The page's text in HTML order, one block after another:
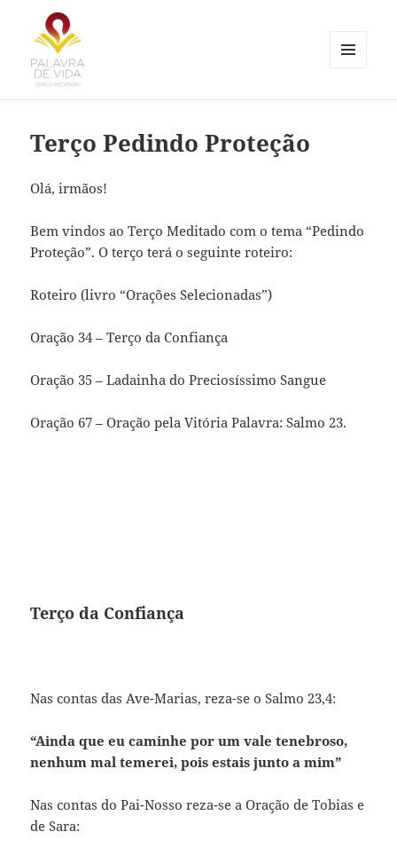
Terço Pedindo Proteção
Olá, irmãos!
Bem vindos ao Terço Meditado com o tema “Pedindo
Proteção”. O terço terá o seguinte roteiro:
Roteiro (livro “Orações Selecionadas”)
Oração 34 – Terço da Confiança
Oração 35 – Ladainha do Preciosíssimo Sangue
Oração 67 – Oração pela Vitória Palavra: Salmo 23.
Terço da Confiança
Nas contas das Ave-Marias, reza-se o Salmo 23,4:
“Ainda que eu caminhe por um vale tenebroso,
nenhum mal temerei, pois estais junto a mim”
Nas contas do Pai-Nosso reza-se a Oração de Tobias e
de Sara: